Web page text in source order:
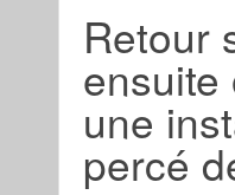
Retour
une
percé